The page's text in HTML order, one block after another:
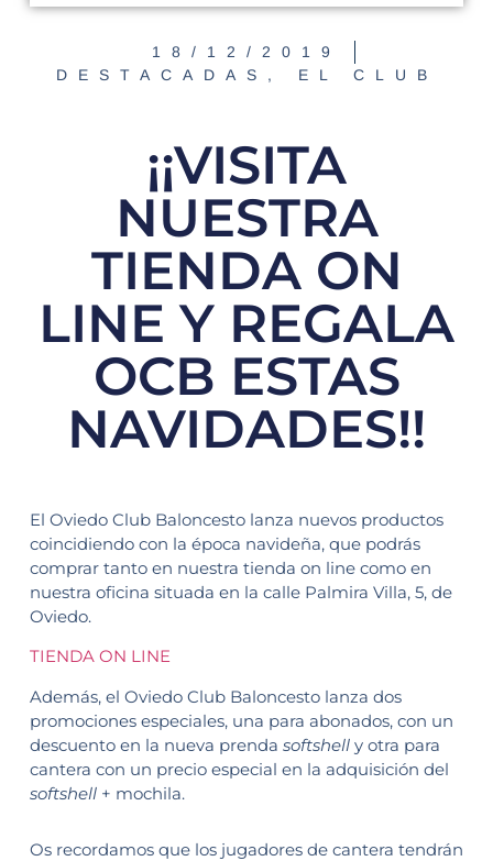
18/12/2019
DESTACADAS , EL CLUB
¡¡VISITA
NUESTRA
TIENDA ON
LINE Y REGALA
OCB ESTAS
NAVIDADES!!
El Oviedo Club Baloncesto lanza nuevos productos
coincidiendo con la época navideña, que podrás
comprar tanto en nuestra tienda on line como en
nuestra oficina situada en la calle Palmira Villa, 5, de
Oviedo.
TIENDA ON LINE
Además, el Oviedo Club Baloncesto lanza dos
promociones especiales, una para abonados, con un
descuento en la nueva prenda softshelly otra para
cantera con un precio especial en la adquisición del
softshell + mochila.
Os recordamos que los jugadores de cantera tendrán